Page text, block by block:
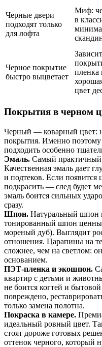
Черные двери
подходят только
для лофта
Миф:
в
Черное покрытие
быстро выцветает
пленка
цвет
Покрытия в черном
Черный — коварный цвет:
покрытия. Именно
подходить особенно
Эмаль. Самый практичный
Качественная эмаль дает
и подтеков. Если
подкрасить — след будет
эмаль боится сильных
сразу.
Шпон. Натуральный шпон
тонированный шпон
мореный дуб). Выглядит
отношения. Царапины на
сложнее, чем на светлом:
основанием.
ПЭТ-пленка и экошпон.
квартир с детьми и
не боится когтей и
повреждено,
только замена полотна.
Покраска в камере.
идеальный ровный цвет.
стоят дороже готовых
оттенок черного, который